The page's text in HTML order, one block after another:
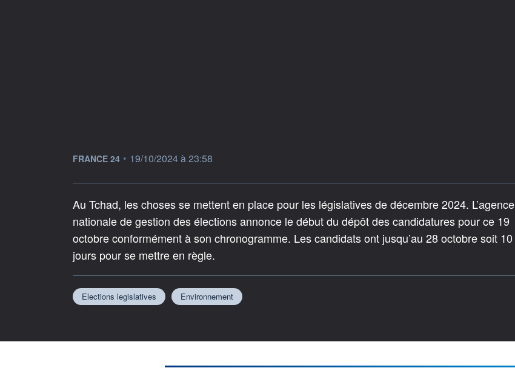
information fournie par
FRANCE 24 • 19/10/2024 à 23:58
Au Tchad, les choses se mettent en place pour les législatives de décembre 2024. L’agence
nationale de gestion des élections annonce le début du dépôt des candidatures pour ce 19
octobre conformément à son chronogramme. Les candidats ont jusqu’au 28 octobre soit 10
jours pour se mettre en règle.
Elections legislatives Environnement